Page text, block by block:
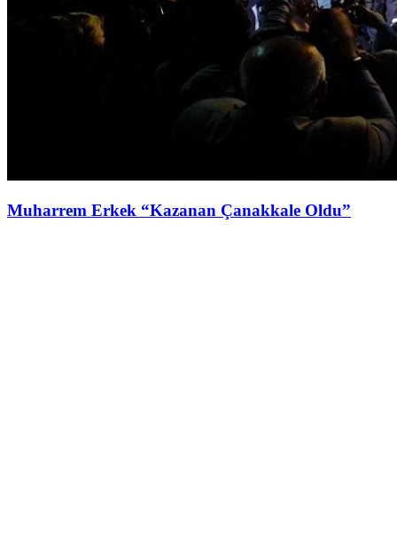
Muharrem Erkek “Kazanan Çanakkale Oldu”